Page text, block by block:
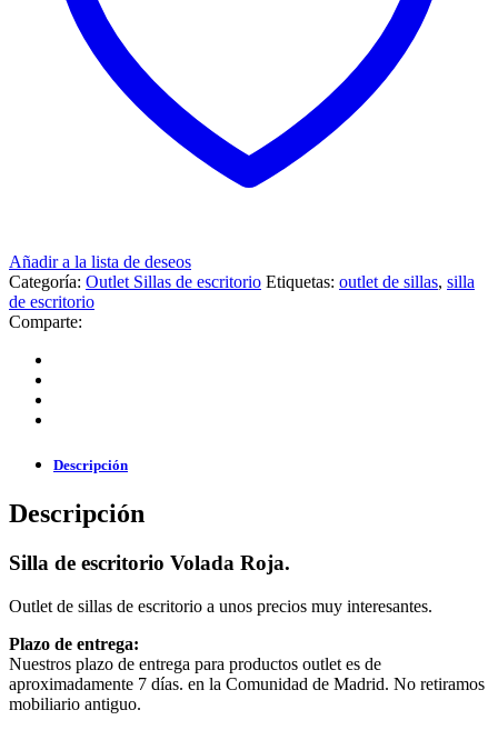
Añadir a la lista de deseos
Categoría: Outlet Sillas de escritorio Etiquetas: outlet de sillas, silla
de escritorio
Comparte:
Descripción
Descripción
Silla de escritorio Volada Roja.
Outlet de sillas de escritorio a unos precios muy interesantes.
Plazo de entrega:
Nuestros plazo de entrega para productos outlet es de
aproximadamente 7 días. en la Comunidad de Madrid. No retiramos
mobiliario antiguo.